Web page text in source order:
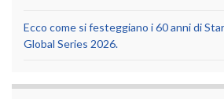
Ecco come si festeggiano i 60 anni di
Global Series 2026.